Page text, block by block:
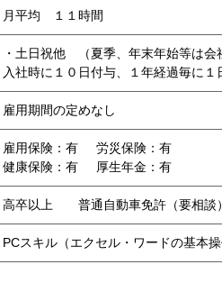
月平均 １１時間
・土日祝他 （夏季、年末年始等は会
入社時に１０日付与、１年経過毎に１
雇用期間の定めなし
雇用保険：有
労災保険：有
健康保険：有
厚生年金：有
高卒以上 普通自動車免許（要相談）
PCスキル（エクセル・ワードの基本操